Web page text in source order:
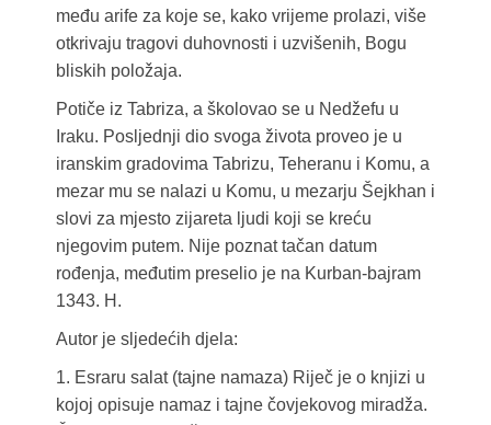
među arife za koje se, kako vrijeme prolazi, više
otkrivaju tragovi duhovnosti i uzvišenih, Bogu
bliskih položaja.
Potiče iz Tabriza, a školovao se u Nedžefu u
Iraku. Posljednji dio svoga života proveo je u
iranskim gradovima Tabrizu, Teheranu i Komu, a
mezar mu se nalazi u Komu, u mezarju Šejkhan i
slovi za mjesto zijareta ljudi koji se kreću
njegovim putem. Nije poznat tačan datum
rođenja, međutim preselio je na Kurban-bajram
1343. H.
Autor je sljedećih djela:
1. Esraru salat (tajne namaza) Riječ je o knjizi u
kojoj opisuje namaz i tajne čovjekovog miradža.